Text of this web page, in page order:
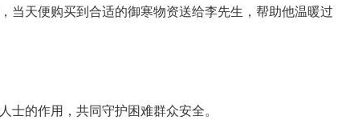
当天便购买到合适的御寒物资送给李先生，帮助他温暖过
士的作用，共同守护困难群众安全。